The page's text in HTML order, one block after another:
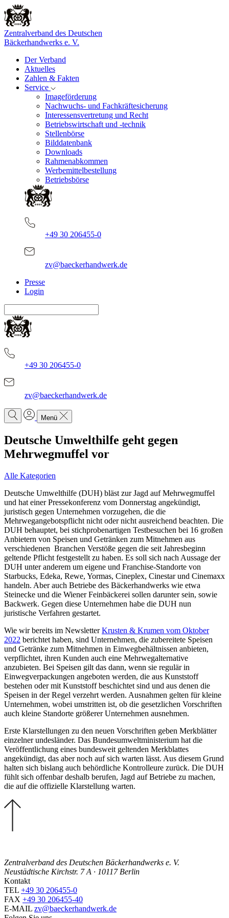
Zentralverband des Deutschen
Bäckerhandwerks e. V.
Der Verband
Aktuelles
Zahlen & Fakten
Service
Imageförderung
Nachwuchs- und Fachkräftesicherung
Interessensvertretung und Recht
Betriebswirtschaft und -technik
Stellenbörse
Bilddatenbank
Downloads
Rahmenabkommen
Werbemittelbestellung
Betriebsbörse
+49 30 206455-0
zv@baeckerhandwerk.de
Presse
Login
+49 30 206455-0
zv@baeckerhandwerk.de
Menü
Deutsche Umwelthilfe geht gegen
Mehrwegmuffel vor
Alle Kategorien
Deutsche Umwelthilfe (DUH) bläst zur Jagd auf Mehrwegmuffel
und hat einer Pressekonferenz vom Donnerstag angekündigt,
juristisch gegen Unternehmen vorzugehen, die die
Mehrwegangebotspflicht nicht oder nicht ausreichend beachten. Die
DUH behauptet, bei stichprobenartigen Testbesuchen bei 16 großen
Anbietern von Speisen und Getränken zum Mitnehmen aus
verschiedenen Branchen Verstöße gegen die seit Jahresbeginn
geltende Pflicht festgestellt zu haben. Es soll sich nach Aussage der
DUH unter anderem um eigene und Franchise-Standorte von
Starbucks, Edeka, Rewe, Yormas, Cineplex, Cinestar und Cinemaxx
handeln. Aber auch Betriebe des Bäckerhandwerks wie etwa
Steinecke und die Wiener Feinbäckerei sollen darunter sein, sowie
Backwerk. Gegen diese Unternehmen habe die DUH nun
juristische Verfahren gestartet.
Wie wir bereits im NewsletterKrusten & Krumen vom Oktober
2022 berichtet haben, sind Unternehmen, die zubereitete Speisen
und Getränke zum Mitnehmen in Einwegbehältnissen anbieten,
verpflichtet, ihren Kunden auch eine Mehrwegalternative
anzubieten. Bei Speisen gilt das dann, wenn sie regulär in
Einwegverpackungen angeboten werden, die aus Kunststoff
bestehen oder mit Kunststoff beschichtet sind und aus denen die
Speisen in der Regel verzehrt werden. Ausnahmen gelten für kleine
Unternehmen, wobei umstritten ist, ob die gesetzlichen Vorschriften
auch kleine Standorte größerer Unternehmen ausnehmen.
Erste Klarstellungen zu den neuen Vorschriften geben Merkblätter
einzelner undesländer. Das Bundesumweltministerium hat die
Veröffentlichung eines bundesweit geltenden Merkblattes
angekündigt, das aber noch auf sich warten lässt. Aus diesem Grund
halten sich bislang auch behördliche Kontrolleure zurück. Die DUH
fühlt sich offenbar deshalb berufen, Jagd auf Betriebe zu machen,
die auf die offizielle Klarstellung warten.
Zentralverband des Deutschen Bäckerhandwerks e. V.
Neustädtische Kirchstr. 7 A · 10117 Berlin
Kontakt
TEL +49 30 206455-0
FAX +49 30 206455-40
E-MAIL zv@baeckerhandwerk.de